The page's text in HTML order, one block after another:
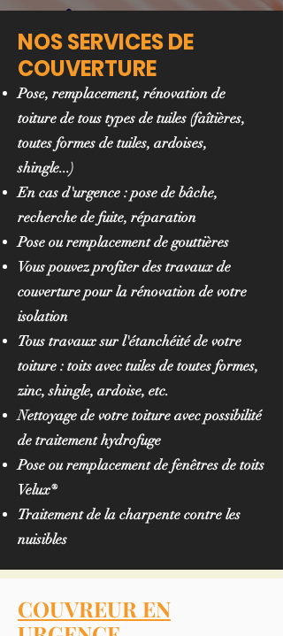
DEVIS GRATUIT
NOS SERVICES DE
COUVERTURE
Pose, remplacement, rénovation de
toiture de tous types de tuiles (faîtières,
toutes formes de tuiles, ardoises,
shingle...)
En cas d'urgence : pose de bâche,
recherche de fuite, réparation
Pose ou remplacement de gouttières
Vous pouvez profiter des travaux de
couverture pour la rénovation de votre
isolation
Tous travaux sur l'étanchéité de votre
toiture : toits avec tuiles de toutes formes,
zinc, shingle, ardoise, etc.
Nettoyage de votre toiture avec possibilité
de traitement hydrofuge
Pose ou remplacement de fenêtres de toits
Velux®
Traitement de la charpente contre les
nuisibles
COUVREUR EN